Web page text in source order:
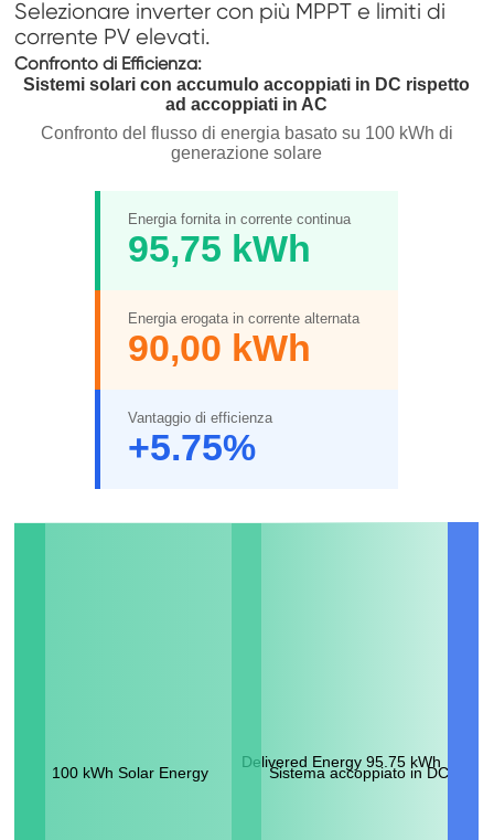
Selezionare inverter con più MPPT e limiti di
corrente PV elevati.
Confronto di Efficienza:
Sistemi solari con accumulo accoppiati in DC rispetto
ad accoppiati in AC
Confronto del flusso di energia basato su 100 kWh di
generazione solare
Energia fornita in corrente continua
95,75 kWh
Energia erogata in corrente alternata
90,00 kWh
Vantaggio di efficienza
+5.75%
100 kWh Solar Energy Sistema accoppiato in DC
Delivered Energy 95.75 kWh